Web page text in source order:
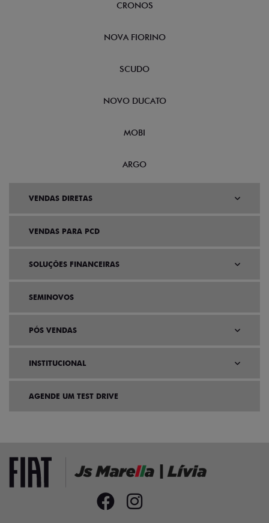
CRONOS
NOVA FIORINO
SCUDO
NOVO DUCATO
MOBI
ARGO
VENDAS DIRETAS
VENDAS PARA PCD
SOLUÇÕES FINANCEIRAS
SEMINOVOS
PÓS VENDAS
INSTITUCIONAL
AGENDE UM TEST DRIVE